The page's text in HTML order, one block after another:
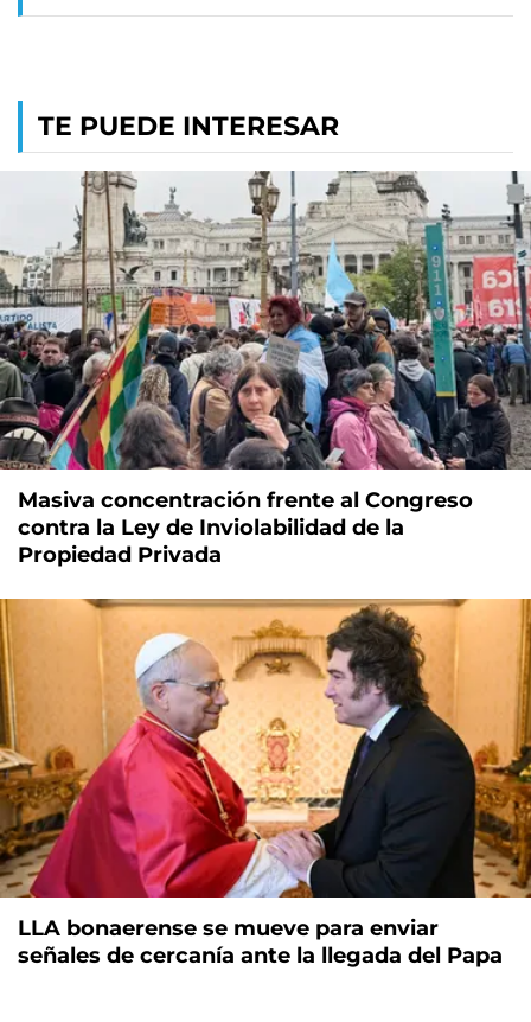
TE PUEDE INTERESAR
Masiva concentración frente al Congreso
contra la Ley de Inviolabilidad de la
Propiedad Privada
LLA bonaerense se mueve para enviar
señales de cercanía ante la llegada del Papa